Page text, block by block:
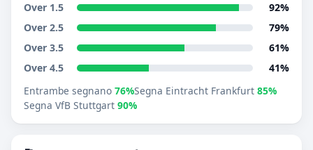
Over 1.5
92%
Over 2.5
79%
Over 3.5
61%
Over 4.5
41%
Entrambe segnano 76%Segna Eintracht Frankfurt 85%
Segna VfB Stuttgart 90%